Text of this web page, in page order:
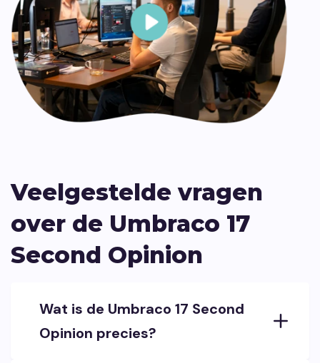
Veelgestelde vragen
over de Umbraco 17
Second Opinion
Wat is de Umbraco 17 Second
Opinion precies?